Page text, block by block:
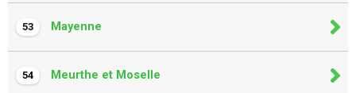
53 Mayenne
54 Meurthe et Moselle